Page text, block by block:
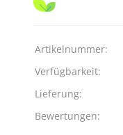
Artikelnummer:
Verfügbarkeit:
Lieferung:
Bewertungen: